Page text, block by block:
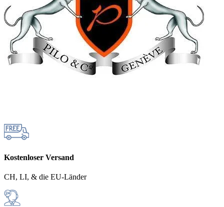
Kostenloser Versand
CH, LI, & die EU-Länder